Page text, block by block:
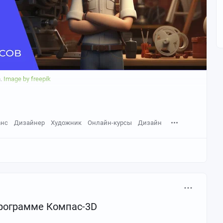
и видео: настраивает освещение, материалы и
в реалистичное или стилизованное изображение.
Image by freepik
Дизайнер Художник Онлайн-курсы Дизайн
Компас-3D